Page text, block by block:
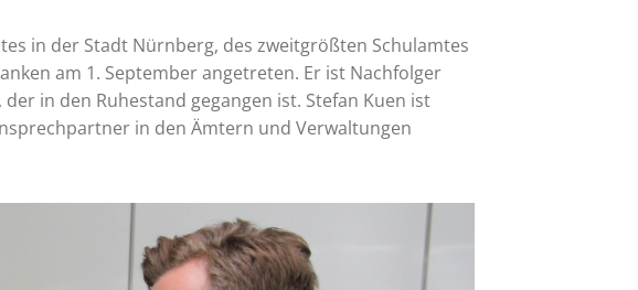
in der Stadt Nürnberg, des zweitgrößten Schulamtes
am 1. September angetreten. Er ist Nachfolger
in den Ruhestand gegangen ist. Stefan Kuen ist
in den Ämtern und Verwaltungen